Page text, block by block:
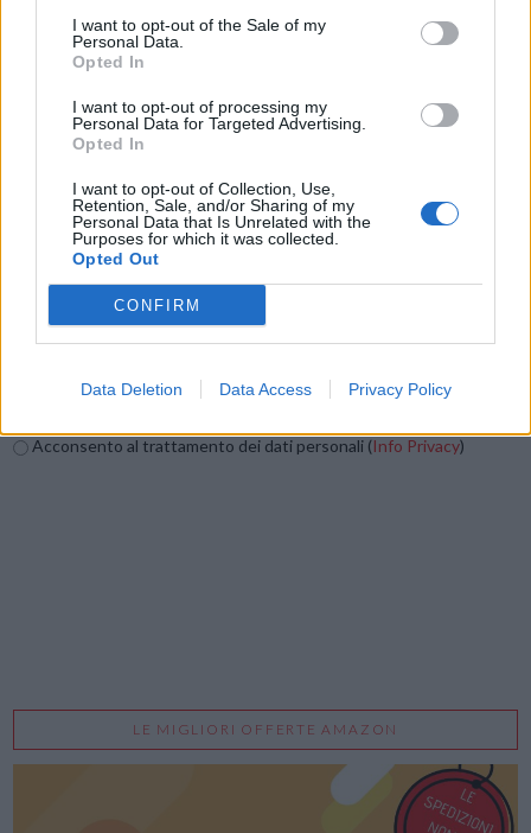
I want to opt-out of the Sale of my
Personal Data.
Opted In
I want to opt-out of processing my
Personal Data for Targeted Advertising.
Opted In
I want to opt-out of Collection, Use,
Retention, Sale, and/or Sharing of my
Personal Data that Is Unrelated with the
Purposes for which it was collected.
Opted Out
CONFIRM
Data Deletion Data Access Privacy Policy
E-mail
Mastodon Telegram WhatsApp
Stampa
Vuoi ricevere gli aggiornamenti delle news di TecnoGazzetta?
Inserisci nome ed indirizzo E-Mail:
Acconsento al trattamento dei dati personali (Info Privacy)
LE MIGLIORI OFFERTE AMAZON